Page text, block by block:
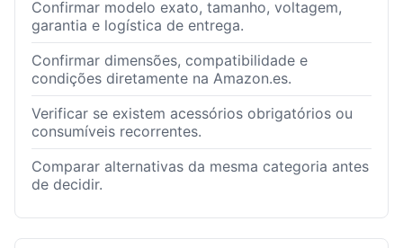
Confirmar modelo exato, tamanho, voltagem,
garantia e logística de entrega.
Confirmar dimensões, compatibilidade e
condições diretamente na Amazon.es.
Verificar se existem acessórios obrigatórios ou
consumíveis recorrentes.
Comparar alternativas da mesma categoria antes
de decidir.